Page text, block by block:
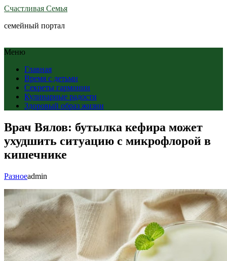
Счастливая Семья
семейный портал
Меню
Главная
Время с детьми
Секреты гармонии
Кулинарные радости
Здоровый образ жизни
Врач Вялов: бутылка кефира может
ухудшить ситуацию с микрофлорой в
кишечнике
Разноеadmin